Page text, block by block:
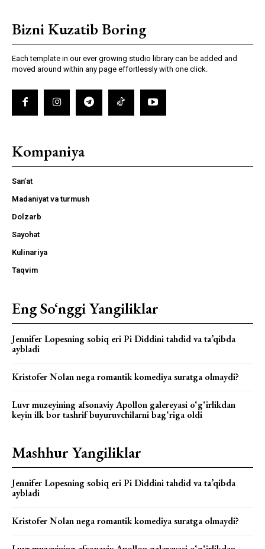
Bizni Kuzatib Boring
Each template in our ever growing studio library can be added and
moved around within any page effortlessly with one click.
Kompaniya
San’at
Madaniyat va turmush
Dolzarb
Sayohat
Kulinariya
Taqvim
Eng So‘nggi Yangiliklar
Jennifer Lopesning sobiq eri Pi Diddini tahdid va ta’qibda
aybladi
Kristofer Nolan nega romantik komediya suratga olmaydi?
Luvr muzeyining afsonaviy Apollon galereyasi o‘g‘irlikdan
keyin ilk bor tashrif buyuruvchilarni bag‘riga oldi
Mashhur Yangiliklar
Jennifer Lopesning sobiq eri Pi Diddini tahdid va ta’qibda
aybladi
Kristofer Nolan nega romantik komediya suratga olmaydi?